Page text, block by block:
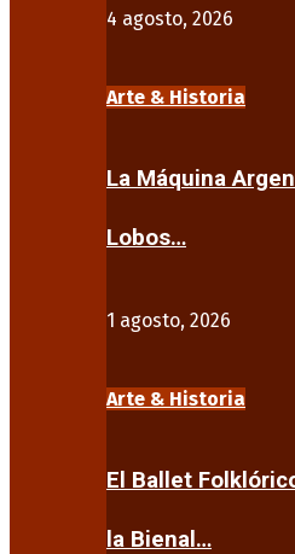
4 agosto, 2026
Arte & Historia
La Máquina
Lobos…
1 agosto, 2026
Arte & Historia
El Ballet
la Bienal…